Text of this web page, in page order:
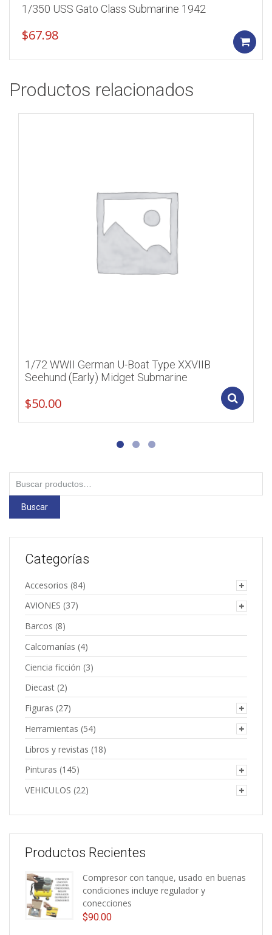
1/350 USS Gato Class Submarine 1942
$67.98
Productos relacionados
1/72 WWII German U-Boat Type XXVIIB
Seehund (Early) Midget Submarine
$50.00
Buscar
por:
Buscar
Categorías
Accesorios (84)
AVIONES (37)
Barcos (8)
Calcomanías (4)
Ciencia ficción (3)
Diecast (2)
Figuras (27)
Herramientas (54)
Libros y revistas (18)
Pinturas (145)
VEHICULOS (22)
Productos Recientes
Compresor con tanque, usado en buenas
condiciones incluye regulador y
conecciones
$90.00